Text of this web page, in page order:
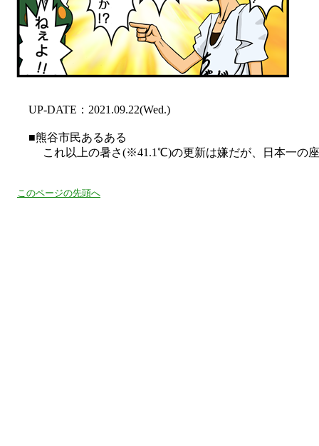
UP-DATE：2021.09.22(Wed.)
■熊谷市民あるある
これ以上の暑さ(※41.1℃)の更新は嫌だが、日本一の座
このページの先頭へ